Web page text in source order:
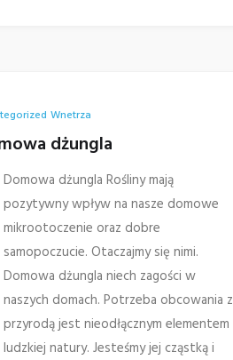
Wnetrza
dżungla
Domowa dżungla Rośliny mają
pozytywny wpływ na nasze domowe
mikrootoczenie oraz dobre
samopoczucie. Otaczajmy się nimi.
Domowa dżungla niech zagości w
naszych domach. Potrzeba obcowania z
przyrodą jest nieodłącznym elementem
ludzkiej natury. Jesteśmy jej cząstką i